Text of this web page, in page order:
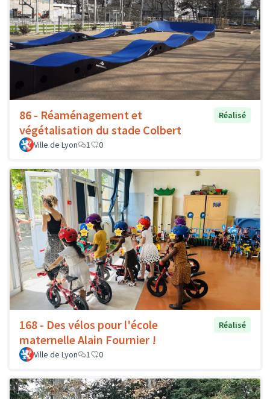
86 - Réaménagement et
végétalisation du stade Colbert
Réalisé
Ville de Lyon 1 0
168 - Des vélos pour l'école
maternelle Alain Fournier !
Réalisé
Ville de Lyon 1 0